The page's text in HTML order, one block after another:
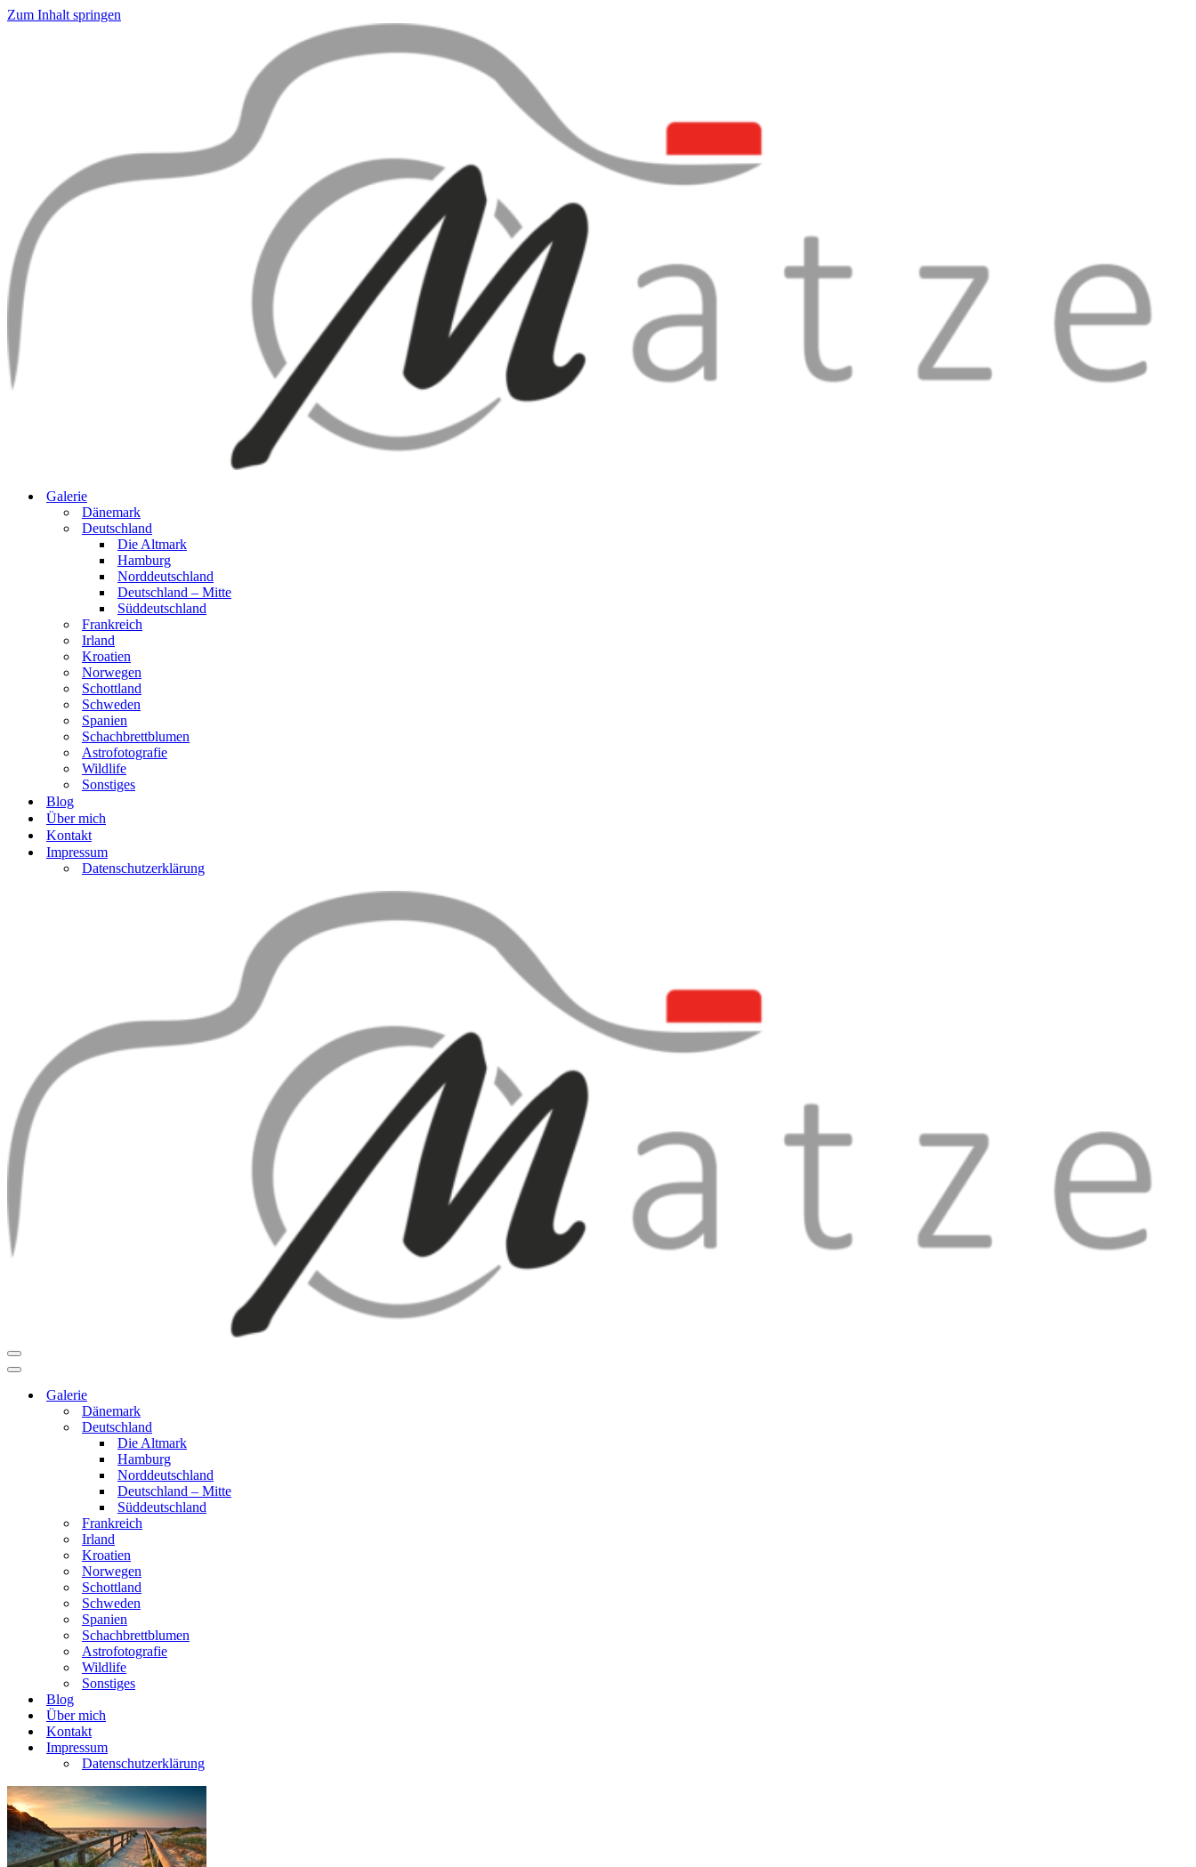
Zum Inhalt springen
Galerie
Dänemark
Deutschland
Die Altmark
Hamburg
Norddeutschland
Deutschland – Mitte
Süddeutschland
Frankreich
Irland
Kroatien
Norwegen
Schottland
Schweden
Spanien
Schachbrettblumen
Astrofotografie
Wildlife
Sonstiges
Blog
Über mich
Kontakt
Impressum
Datenschutzerklärung
Navigationsmenü
Navigationsmenü
Galerie
Dänemark
Deutschland
Die Altmark
Hamburg
Norddeutschland
Deutschland – Mitte
Süddeutschland
Frankreich
Irland
Kroatien
Norwegen
Schottland
Schweden
Spanien
Schachbrettblumen
Astrofotografie
Wildlife
Sonstiges
Blog
Über mich
Kontakt
Impressum
Datenschutzerklärung